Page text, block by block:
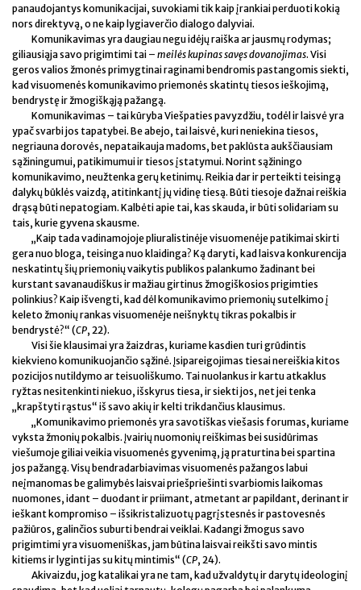
panaudojantys komunikacijai, suvokiami tik kaip įrankiai perduoti kokią
nors direktyvą, o ne kaip lygiaverčio dialogo dalyviai.
Komunikavimas yra daugiau negu idėjų raiška ar jausmų rodymas;
giliausiąja savo prigimtimi tai – meilės kupinas savęs dovanojimas. Visi
geros valios žmonės primygtinai raginami bendromis pastangomis siekti,
kad visuomenės komunikavimo priemonės skatintų tiesos ieškojimą,
bendrystę ir žmogiškąją pažangą.
Komunikavimas – tai kūryba Viešpaties pavyzdžiu, todėl ir laisvė yra
ypač svarbi jos tapatybei. Be abejo, tai laisvė, kuri neniekina tiesos,
negriauna dorovės, nepataikauja madoms, bet paklūsta aukščiausiam
sąžiningumui, patikimumui ir tiesos įstatymui. Norint sąžiningo
komunikavimo, neužtenka gerų ketinimų. Reikia dar ir perteikti teisingą
dalykų būklės vaizdą, atitinkantį jų vidinę tiesą. Būti tiesoje dažnai reiškia
drąsą būti nepatogiam. Kalbėti apie tai, kas skauda, ir būti solidariam su
tais, kurie gyvena skausme.
„Kaip tada vadinamojoje pliuralistinėje visuomenėje patikimai skirti
gera nuo bloga, teisinga nuo klaidinga? Ką daryti, kad laisva konkurencija
neskatintų šių priemonių vaikytis publikos palankumo žadinant bei
kurstant savanaudiškus ir mažiau girtinus žmogiškosios prigimties
polinkius? Kaip išvengti, kad dėl komunikavimo priemonių sutelkimo į
keleto žmonių rankas visuomenėje neišnyktų tikras pokalbis ir
bendrystė?“ (CP, 22).
Visi šie klausimai yra žaizdras, kuriame kasdien turi grūdintis
kiekvieno komunikuojančio sąžinė. Įsipareigojimas tiesai nereiškia kitos
pozicijos nutildymo ar teisuoliškumo. Tai nuolankus ir kartu atkaklus
ryžtas nesitenkinti niekuo, išskyrus tiesa, ir siekti jos, net jei tenka
„krapštyti rąstus“ iš savo akių ir kelti trikdančius klausimus.
„Komunikavimo priemonės yra savotiškas viešasis forumas, kuriame
vyksta žmonių pokalbis. Įvairių nuomonių reiškimas bei susidūrimas
viešumoje giliai veikia visuomenės gyvenimą, ją praturtina bei spartina
jos pažangą. Visų bendradarbiavimas visuomenės pažangos labui
neįmanomas be galimybės laisvai priešpriešinti svarbiomis laikomas
nuomones, idant – duodant ir priimant, atmetant ar papildant, derinant ir
ieškant kompromiso – išsikristalizuotų pagrįstesnės ir pastovesnės
pažiūros, galinčios suburti bendrai veiklai. Kadangi žmogus savo
prigimtimi yra visuomeniškas, jam būtina laisvai reikšti savo mintis
kitiems ir lyginti jas su kitų mintimis“ (CP, 24).
Akivaizdu, jog katalikai yra ne tam, kad užvaldytų ir darytų ideologinį